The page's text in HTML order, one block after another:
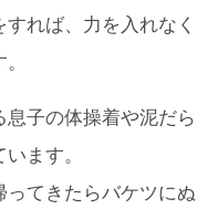
れば、力を入れなく
子の体操着や泥だら
ます。
てきたらバケツにぬ